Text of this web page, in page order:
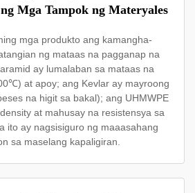
Mga Tampok ng Materyales
mga produkto ang kamangha-
ng mataas na pagganap na
ay lumalaban sa mataas na
at apoy; ang Kevlar ay mayroong
na higit sa bakal); ang UHMWPE
at mahusay na resistensya sa
ito ay nagsisiguro ng maaasahang
sa maselang kapaligiran.